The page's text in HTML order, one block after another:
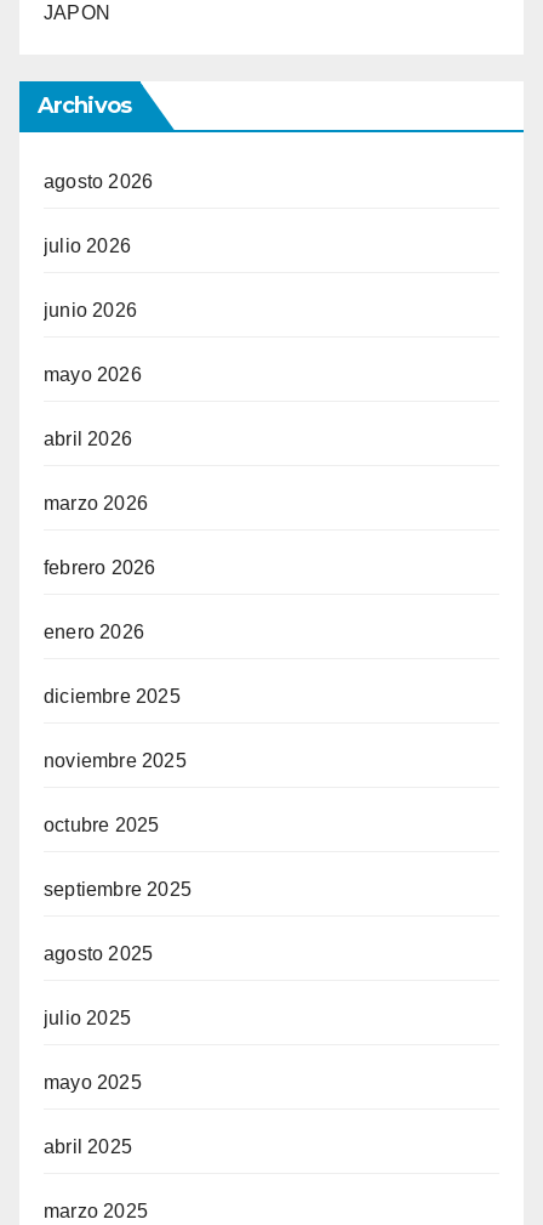
JAPON
Archivos
agosto 2026
julio 2026
junio 2026
mayo 2026
abril 2026
marzo 2026
febrero 2026
enero 2026
diciembre 2025
noviembre 2025
octubre 2025
septiembre 2025
agosto 2025
julio 2025
mayo 2025
abril 2025
marzo 2025